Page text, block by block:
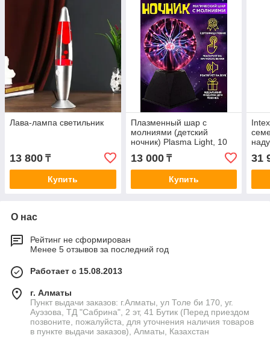
Лава-лампа светильник
13 800 ₸
Купить
Плазменный шар с
молниями (детский
ночник) Plasma Light, 10
13 000₸
Купить
31
О нас
Рейтинг не сформирован
Менее 5 отзывов за последний год
Работает с 15.08.2013
г. Алматы
Пункт выдачи заказов: г.Алматы, ул Толе би 170, уг.
Ауэзова, ТД "Сабрина", 2 эт, 41 Бутик (Перед приездом
позвоните, пожалуйста, для уточнения наличия товаров
в пункте выдачи заказов), Алматы, Казахстан